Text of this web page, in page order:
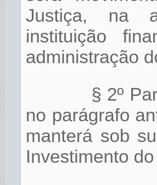
Justiça, na
instituição
administração
§ 2º
no parágrafo
manterá sob
Investimento